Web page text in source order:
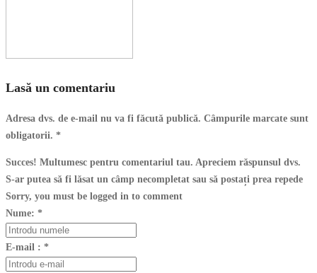
Lasă un comentariu
Adresa dvs. de e-mail nu va fi făcută publică. Câmpurile marcate sunt
obligatorii. *
Succes! Multumesc pentru comentariul tau. Apreciem răspunsul dvs.
S-ar putea să fi lăsat un câmp necompletat sau să postați prea repede
Sorry, you must be logged in to comment
Nume: *
E-mail : *